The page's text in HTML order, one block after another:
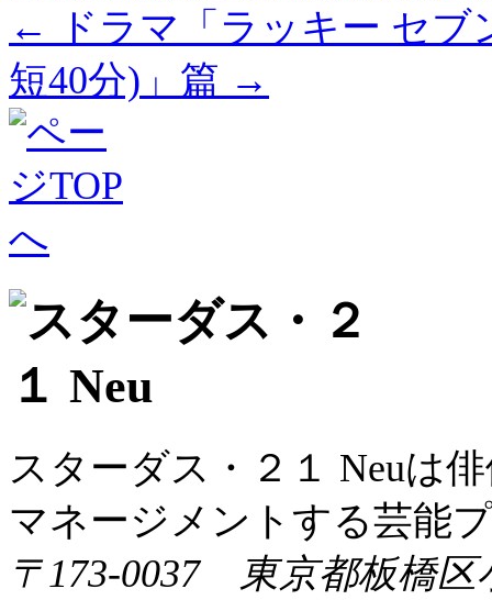
稿
ナ
ビ
ゲ
ー
シ
ョ
ン
←
ドラマ「ラッキー セブ
短40分)」篇 →
スターダス・２１ Neuは
マネージメントする芸能
〒173-0037 東京都板橋区